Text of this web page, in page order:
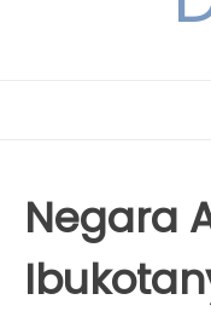
Negara